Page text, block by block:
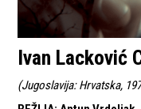
Ivan Lacković
(Jugoslavija: Hrvatska,